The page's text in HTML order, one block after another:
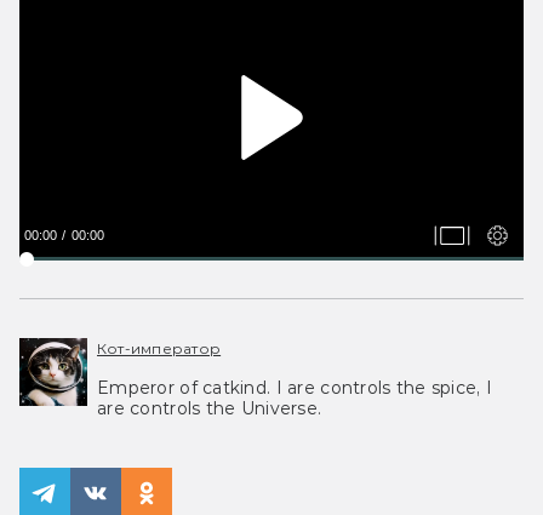
00:00 00:00
Кот-император
Emperor of catkind. I are controls the spice, I
are controls the Universe.